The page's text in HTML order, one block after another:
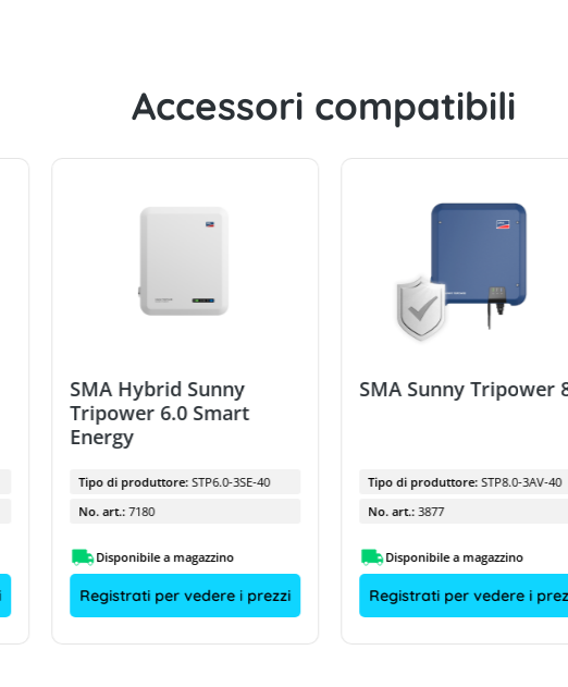
Accessori compatibili
SMA Hybrid Sunny
Tripower 6.0 Smart
Energy
Tipo di produttore:STP6.0-3SE-40
No. art.:7180
Disponibile a magazzino
Registrati per vedere i prezzi
SMA Sunny Tripower
Tipo di produttore: STP8.0-3AV-40
No. art.: 3877
Disponibile a magazzino
Registrati per vedere i